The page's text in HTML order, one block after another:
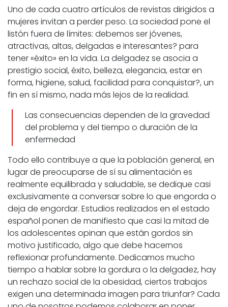
Uno de cada cuatro artículos de revistas dirigidos a
mujeres invitan a perder peso. La sociedad pone el
listón fuera de límites: debemos ser jóvenes,
atractivas, altas, delgadas e interesantes? para
tener «éxito» en la vida. La delgadez se asocia a
prestigio social, éxito, belleza, elegancia, estar en
forma, higiene, salud, facilidad para conquistar?, un
fin en sí mismo, nada más lejos de la realidad.
Las consecuencias dependen de la gravedad
del problema y del tiempo o duración de la
enfermedad
Todo ello contribuye a que la población general, en
lugar de preocuparse de sí su alimentación es
realmente equilibrada y saludable, se dedique casi
exclusivamente a conversar sobre lo que engorda o
deja de engordar. Estudios realizados en el estado
español ponen de manifiesto que casi la mitad de
los adolescentes opinan que están gordos sin
motivo justificado, algo que debe hacernos
reflexionar profundamente. Dedicamos mucho
tiempo a hablar sobre la gordura o la delgadez, hay
un rechazo social de la obesidad, ciertos trabajos
exigen una determinada imagen para triunfar? Cada